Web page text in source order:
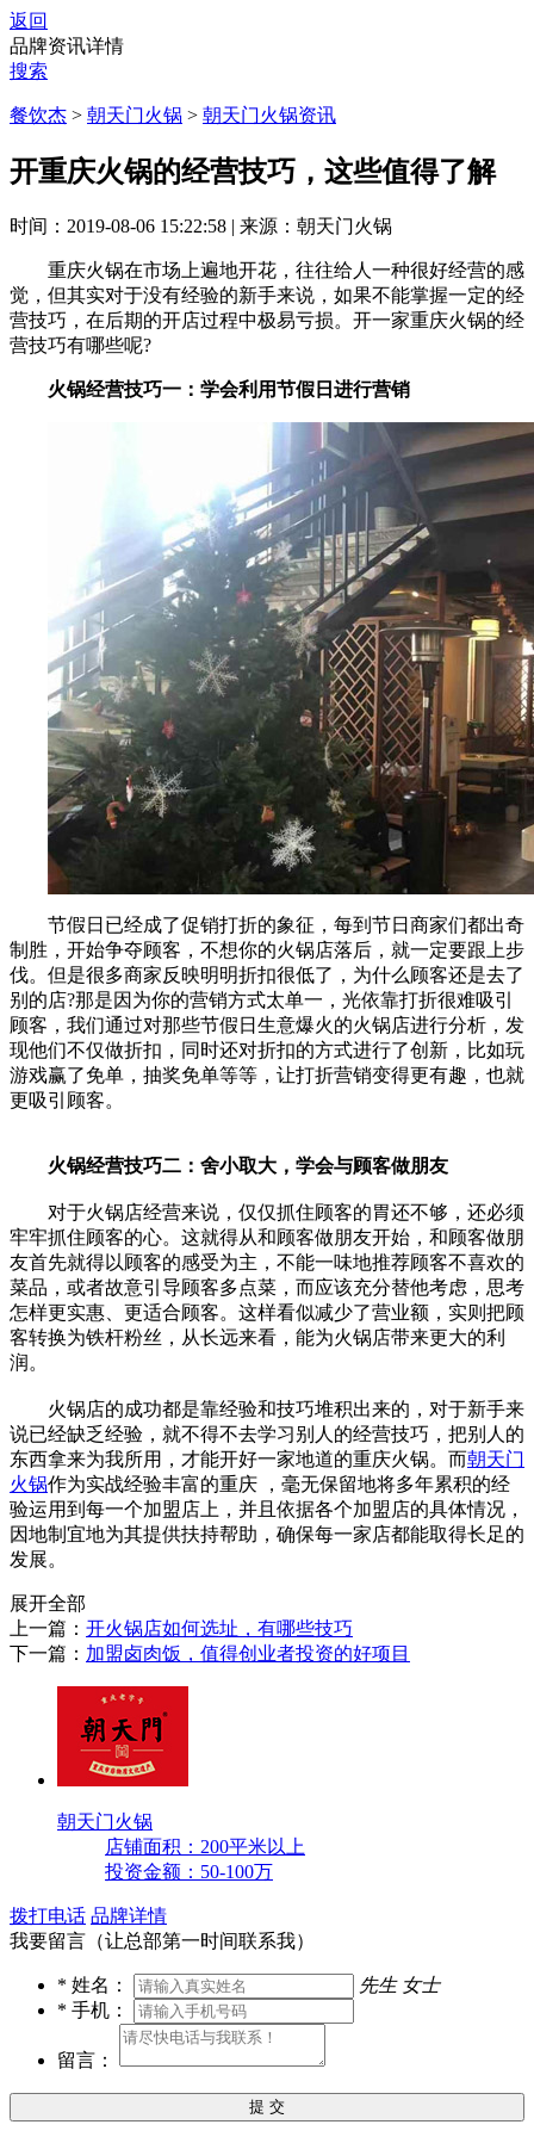
返回
品牌资讯详情
搜索
餐饮杰 > 朝天门火锅 > 朝天门火锅资讯
开重庆火锅的经营技巧，这些值得了解
时间：2019-08-06 15:22:58 | 来源：朝天门火锅
重庆火锅在市场上遍地开花，往往给人一种很好经营的感
觉，但其实对于没有经验的新手来说，如果不能掌握一定的经
营技巧，在后期的开店过程中极易亏损。开一家重庆火锅的经
营技巧有哪些呢?
火锅经营技巧一：学会利用节假日进行营销
节假日已经成了促销打折的象征，每到节日商家们都出奇
制胜，开始争夺顾客，不想你的火锅店落后，就一定要跟上步
伐。但是很多商家反映明明折扣很低了，为什么顾客还是去了
别的店?那是因为你的营销方式太单一，光依靠打折很难吸引
顾客，我们通过对那些节假日生意爆火的火锅店进行分析，发
现他们不仅做折扣，同时还对折扣的方式进行了创新，比如玩
游戏赢了免单，抽奖免单等等，让打折营销变得更有趣，也就
更吸引顾客。
火锅经营技巧二：舍小取大，学会与顾客做朋友
对于火锅店经营来说，仅仅抓住顾客的胃还不够，还必须
牢牢抓住顾客的心。这就得从和顾客做朋友开始，和顾客做朋
友首先就得以顾客的感受为主，不能一味地推荐顾客不喜欢的
菜品，或者故意引导顾客多点菜，而应该充分替他考虑，思考
怎样更实惠、更适合顾客。这样看似减少了营业额，实则把顾
客转换为铁杆粉丝，从长远来看，能为火锅店带来更大的利
润。
火锅店的成功都是靠经验和技巧堆积出来的，对于新手来
说已经缺乏经验，就不得不去学习别人的经营技巧，把别人的
东西拿来为我所用，才能开好一家地道的重庆火锅。而朝天门
火锅作为实战经验丰富的重庆 ，毫无保留地将多年累积的经
验运用到每一个加盟店上，并且依据各个加盟店的具体情况，
因地制宜地为其提供扶持帮助，确保每一家店都能取得长足的
发展。
展开全部
上一篇： 开火锅店如何选址，有哪些技巧
下一篇： 加盟卤肉饭，值得创业者投资的好项目
朝天门火锅
店铺面积：200平米以上
投资金额：50-100万
拨打电话 品牌详情
我要留言（让总部第一时间联系我）
* 姓名： 先生 女士
* 手机：
留言：
提 交